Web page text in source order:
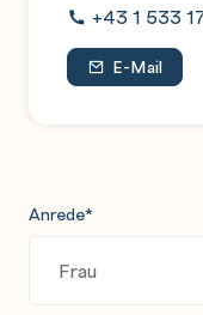
+43 1 533
E-Mail
Anrede*